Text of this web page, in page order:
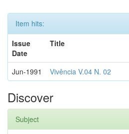
Item hits:
Issue
Date
Title
Jun-1991 Vivência V.04 N. 02
Discover
Subject